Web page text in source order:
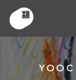
HOME